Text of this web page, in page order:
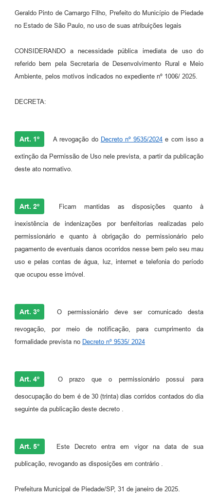
Geraldo Pinto de Camargo Filho, Prefeito do Município de Piedade
no Estado de São Paulo, no uso de suas atribuições legais
CONSIDERANDO a necessidade pública imediata de uso do
referido bem pela Secretaria de Desenvolvimento Rural e Meio
Ambiente, pelos motivos indicados no expediente nº 1006/ 2025.
DECRETA:
Art. 1º A revogação do Decreto nº 9535/2024 e com isso a
extinção da Permissão de Uso nele prevista, a partir da publicação
deste ato normativo.
Art. 2º Ficam mantidas as disposições quanto à
inexistência de indenizações por benfeitorias realizadas pelo
permissionário e quanto à obrigação do permissionário pelo
pagamento de eventuais danos ocorridos nesse bem pelo seu mau
uso e pelas contas de água, luz, internet e telefonia do período
que ocupou esse imóvel.
Art. 3º O permissionário deve ser comunicado desta
revogação, por meio de notificação, para cumprimento da
formalidade prevista no Decreto nº 9535/ 2024
Art. 4º O prazo que o permissionário possui para
desocupação do bem é de 30 (trinta) dias corridos contados do dia
seguinte da publicação deste decreto .
Art. 5° Este Decreto entra em vigor na data de sua
publicação, revogando as disposições em contrário .
Prefeitura Municipal de Piedade/SP, 31 de janeiro de 2025.